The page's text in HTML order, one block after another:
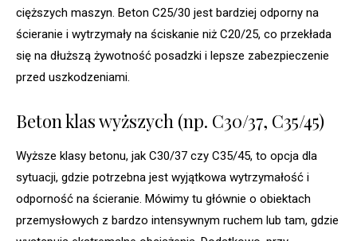
cięższych maszyn. Beton C25/30 jest bardziej odporny na
ścieranie i wytrzymały na ściskanie niż C20/25, co przekłada
się na dłuższą żywotność posadzki i lepsze zabezpieczenie
przed uszkodzeniami.
Beton klas wyższych (np. C30/37, C35/45)
Wyższe klasy betonu, jak C30/37 czy C35/45, to opcja dla
sytuacji, gdzie potrzebna jest wyjątkowa wytrzymałość i
odporność na ścieranie. Mówimy tu głównie o obiektach
przemysłowych z bardzo intensywnym ruchem lub tam, gdzie